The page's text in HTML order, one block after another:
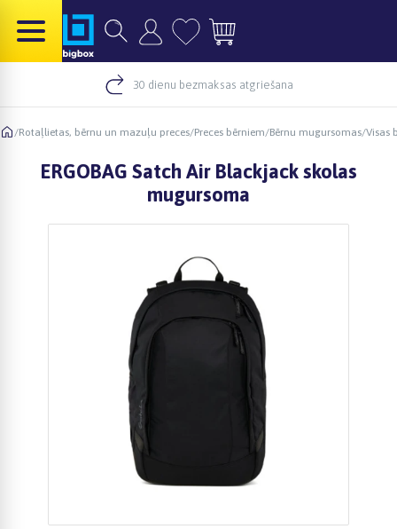
30 dienu bezmaksas atgriešana
/Rotaļlietas, bērnu un mazuļu preces/Preces bērniem/Bērnu mugursomas/Visas
ERGOBAG Satch Air Blackjack skolas
mugursoma